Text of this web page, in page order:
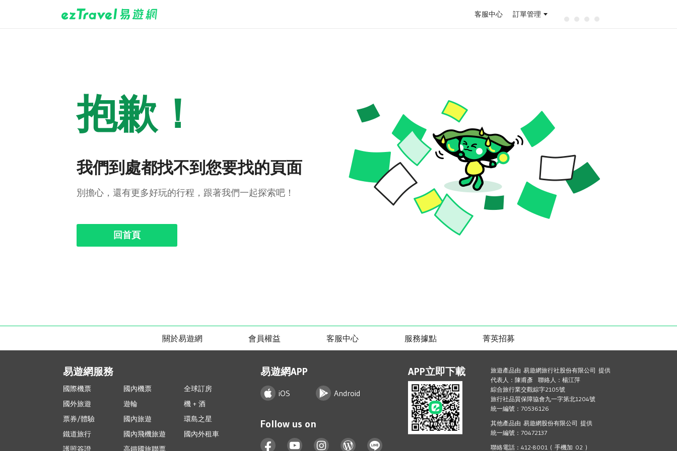
客服中心 訂單管理
抱歉！
我們到處都找不到您要找的頁面
別擔心，還有更多好玩的行程，跟著我們一起探索吧！
回首頁
關於易遊網 會員權益 客服中心 服務據點 菁英招募
易遊網服務
國際機票 國內機票
全球訂房
國外旅遊
遊輪
機 + 酒
票券/體驗
國內旅遊
環島之星
鐵道旅行
國內飛機旅遊
國內外租車
護照簽證
高鐵國旅聯票
易遊網APP
iOS Android
Follow us on
APP立即下載
旅遊產品由 易遊網旅行社股份有限公司 提供
代表人：陳甫彥 聯絡人：楊江萍
綜合旅行業交觀綜字2105號
旅行社品質保障協會九一字第北1204號
統一編號：70536126
其他產品由 易遊網股份有限公司 提供
統一編號：70472137
聯絡電話：412-8001 ( 手機加 02 )